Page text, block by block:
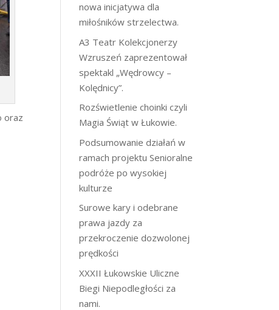
oraz
nowa inicjatywa dla
miłośników strzelectwa.
A3 Teatr Kolekcjonerzy
Wzruszeń zaprezentował
spektakl „Wędrowcy –
Kolędnicy”.
Rozświetlenie choinki czyli
Magia Świąt w Łukowie.
Podsumowanie działań w
ramach projektu Senioralne
podróże po wysokiej
kulturze
Surowe kary i odebrane
prawa jazdy za
przekroczenie dozwolonej
prędkości
XXXII Łukowskie Uliczne
Biegi Niepodległości za
nami.